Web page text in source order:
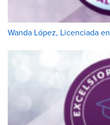
Wanda López, Licenciada